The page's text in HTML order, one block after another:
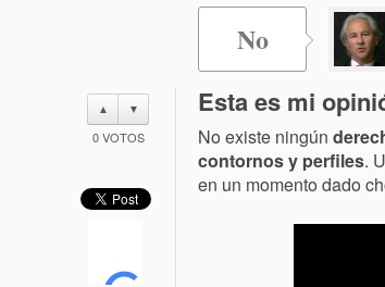
No
▲ ▼
0VOTOS
Esta es mi
No existe ningún
contornos y perfiles.
en un momento dado